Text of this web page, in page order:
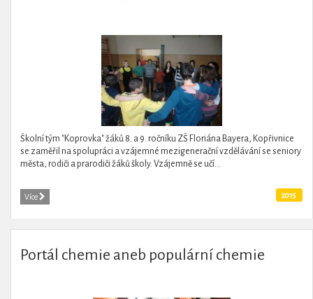
Školní tým "Koprovka" žáků 8. a 9. ročníku ZŠ Floriána Bayera, Kopřivnice
se zaměřil na spolupráci a vzájemné mezigenerační vzdělávání se seniory
města, rodiči a prarodiči žáků školy. Vzájemně se učí...
Více 2015
Portál chemie aneb populární chemie